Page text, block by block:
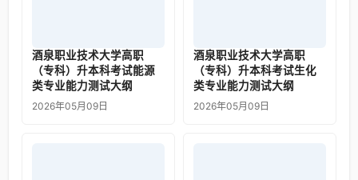
酒泉职业技术大学高职
（专科）升本科考试能源
类专业能力测试大纲
2026年05月09日
酒泉职业技术大学高职
（专科）升本科考试生化
类专业能力测试大纲
2026年05月09日